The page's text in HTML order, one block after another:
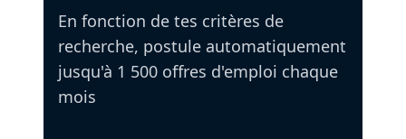
En fonction de tes critères de
recherche, postule automatiquement
jusqu'à 1 500 offres d'emploi chaque
mois